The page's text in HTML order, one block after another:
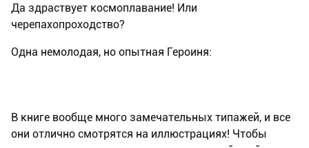
Да здраствует космоплавание! Или
черепахопроходство?
Одна немолодая, но опытная Героиня:
В книге вообще много замечательных типажей, и все
они отлично смотрятся на иллюстрациях! Чтобы